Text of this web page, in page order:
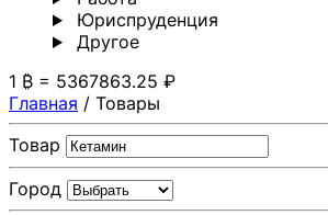
Юриспруденция
Другoе
1 ₿ = 5367863.25 ₽
Главная / Товары
Товар
Город